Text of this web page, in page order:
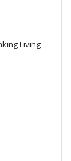
Living